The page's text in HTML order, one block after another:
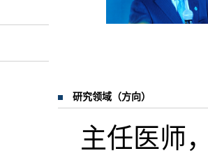
研究领域（方向）
主任医师